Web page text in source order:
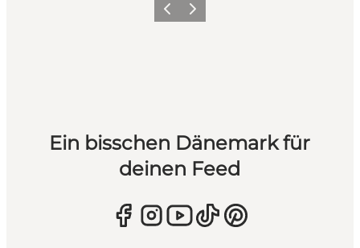
ZurückWeiter
Ein bisschen Dänemark für
deinen Feed